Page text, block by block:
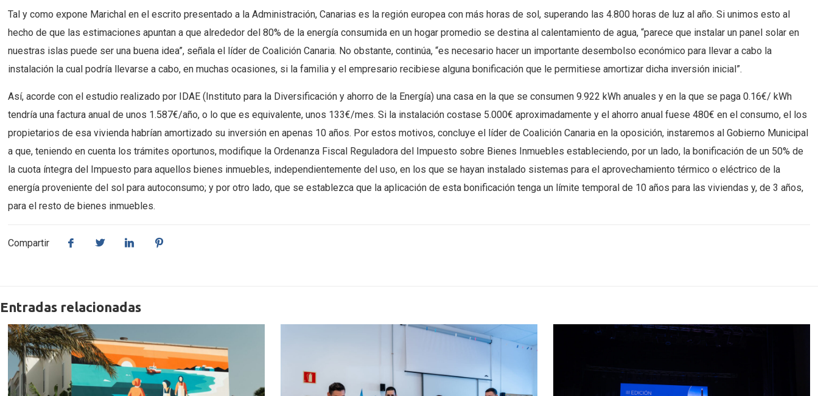
Tal y como expone Marichal en el escrito presentado a la Administración, Canarias es la región europea con más horas de sol, superando las 4.800 horas de luz al año. Si unimos esto al
hecho de que las estimaciones apuntan a que alrededor del 80% de la energía consumida en un hogar promedio se destina al calentamiento de agua, “parece que instalar un panel solar en
nuestras islas puede ser una buena idea”, señala el líder de Coalición Canaria. No obstante, continúa, “es necesario hacer un importante desembolso económico para llevar a cabo la
instalación la cual podría llevarse a cabo, en muchas ocasiones, si la familia y el empresario recibiese alguna bonificación que le permitiese amortizar dicha inversión inicial”.
Así, acorde con el estudio realizado por IDAE (Instituto para la Diversificación y ahorro de la Energía) una casa en la que se consumen 9.922 kWh anuales y en la que se paga 0.16€/ kWh
tendría una factura anual de unos 1.587€/año, o lo que es equivalente, unos 133€/mes. Si la instalación costase 5.000€ aproximadamente y el ahorro anual fuese 480€ en el consumo, el los
propietarios de esa vivienda habrían amortizado su inversión en apenas 10 años. Por estos motivos, concluye el líder de Coalición Canaria en la oposición, instaremos al Gobierno Municipal
a que, teniendo en cuenta los trámites oportunos, modifique la Ordenanza Fiscal Reguladora del Impuesto sobre Bienes Inmuebles estableciendo, por un lado, la bonificación de un 50% de
la cuota íntegra del Impuesto para aquellos bienes inmuebles, independientemente del uso, en los que se hayan instalado sistemas para el aprovechamiento térmico o eléctrico de la
energía proveniente del sol para autoconsumo; y por otro lado, que se establezca que la aplicación de esta bonificación tenga un límite temporal de 10 años para las viviendas y, de 3 años,
para el resto de bienes inmuebles.
Compartir
Entradas relacionadas